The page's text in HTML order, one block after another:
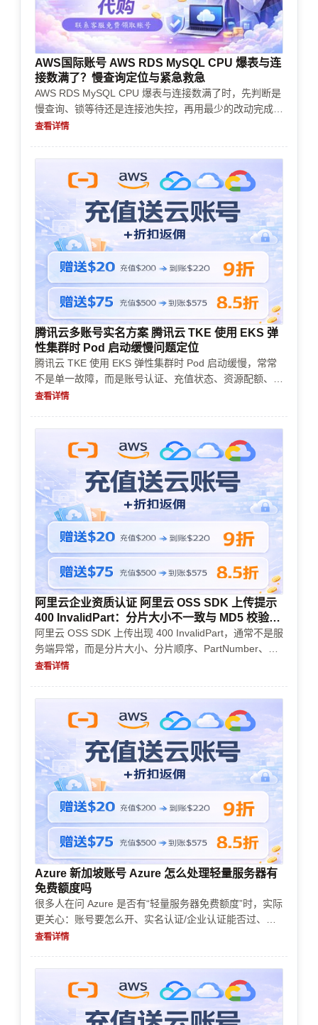
AWS国际账号 AWS RDS MySQL CPU 爆表与连
接数满了？慢查询定位与紧急救急
AWS RDS MySQL CPU 爆表与连接数满了时，先判断是
慢查询、锁等待还是连接池失控，再用最少的改动完成紧
急救急。文章结合账号购买、实名认证、企业认证、支付
查看详情
腾讯云多账号实名方案 腾讯云 TKE 使用 EKS 弹
性集群时 Pod 启动缓慢问题定位
腾讯云 TKE 使用 EKS 弹性集群时 Pod 启动缓慢，常常
不是单一故障，而是账号认证、充值状态、资源配额、镜
像拉取和探针配置叠加。本文按排查顺序给出定位方法和
查看详情
阿里云企业资质认证 阿里云 OSS SDK 上传提示
400 InvalidPart：分片大小不一致与 MD5 校验失
败
阿里云 OSS SDK 上传出现 400 InvalidPart，通常不是服
务端异常，而是分片大小、分片顺序、PartNumber、
Content-MD5 或重试逻辑不一致。本文按实际排查顺序
值、风控和资源限制对上传业务的影响。
查看详情
Azure 新加坡账号 Azure 怎么处理轻量服务器有
免费额度吗
很多人在问 Azure 是否有“轻量服务器免费额度”时，实际
更关心：账号要怎么开、实名认证/企业认证能否过、是
否会触发风控、充值续费与支付方式怎么选、资源会不会
期范围内。
查看详情